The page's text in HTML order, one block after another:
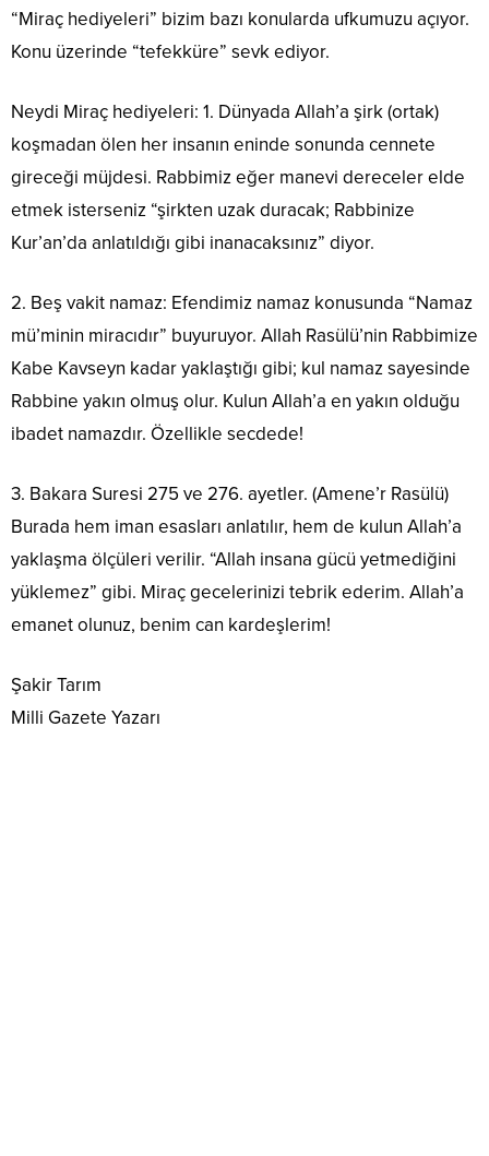
“Miraç hediyeleri” bizim bazı konularda ufkumuzu açıyor.
Konu üzerinde “tefekküre” sevk ediyor.
Neydi Miraç hediyeleri: 1. Dünyada Allah’a şirk (ortak)
koşmadan ölen her insanın eninde sonunda cennete
gireceği müjdesi. Rabbimiz eğer manevi dereceler elde
etmek isterseniz “şirkten uzak duracak; Rabbinize
Kur’an’da anlatıldığı gibi inanacaksınız” diyor.
2. Beş vakit namaz: Efendimiz namaz konusunda “Namaz
mü’minin miracıdır” buyuruyor. Allah Rasülü’nin Rabbimize
Kabe Kavseyn kadar yaklaştığı gibi; kul namaz sayesinde
Rabbine yakın olmuş olur. Kulun Allah’a en yakın olduğu
ibadet namazdır. Özellikle secdede!
3. Bakara Suresi 275 ve 276. ayetler. (Amene’r Rasülü)
Burada hem iman esasları anlatılır, hem de kulun Allah’a
yaklaşma ölçüleri verilir. “Allah insana gücü yetmediğini
yüklemez” gibi. Miraç gecelerinizi tebrik ederim. Allah’a
emanet olunuz, benim can kardeşlerim!
Şakir Tarım
Milli Gazete Yazarı